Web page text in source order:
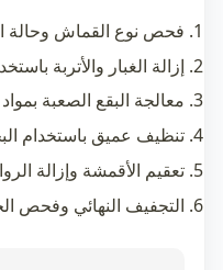
فحص نوع القماش وحالة
إزالة الغبار والأتربة
معالجة البقع الصعبة
تنظيف عميق باستخدام
تعقيم الأقمشة وإزالة
التجفيف النهائي وفحص